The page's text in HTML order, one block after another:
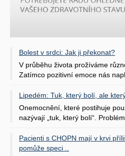
Bolest v srdci: Jak ji překonat?
V průběhu života prožíváme
Zatímco pozitivní emoce nás
Lipedém: Tuk, který bolí, ale
Onemocnění, které postihuje
nazývají „tuk, který bolí“.
Pacienti s CHOPN mají v krvi
pomůže speci ..